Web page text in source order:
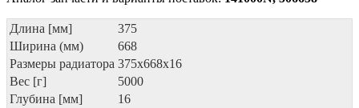
Длина [мм]
375
Ширина (мм)
668
Размеры радиатора 375x668x16
Вес [г]
5000
Глубина [мм]
16